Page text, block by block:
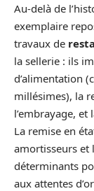
Au-delà de
exemplaire
travaux de
la sellerie : ils
d’alimentation
millésimes), la
l’embrayage,
La remise en
amortisseurs et
déterminants
aux attentes